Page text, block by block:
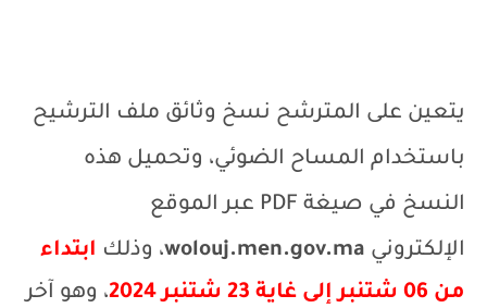
يتعين على المترشح نسخ وثائق ملف الترشيح
باستخدام المساح الضوئي، وتحميل هذه
النسخ في صيغة PDF عبر الموقع
الإلكتروني wolouj.men.gov.ma، وذلك ابتداء
من 06 شتنبر إلى غاية 23 شتنبر 2024
، وهو آخر